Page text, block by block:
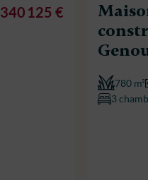
340 125 €
780 m²
3